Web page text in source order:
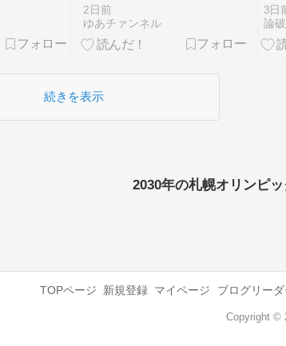
みで懲戒処分
2日前
ゆあチァンネル
3日
論
続きを表示
2030年の札幌オリンピ
TOPページ 新規登録 マイページ ブログリーダ
Copyright ©